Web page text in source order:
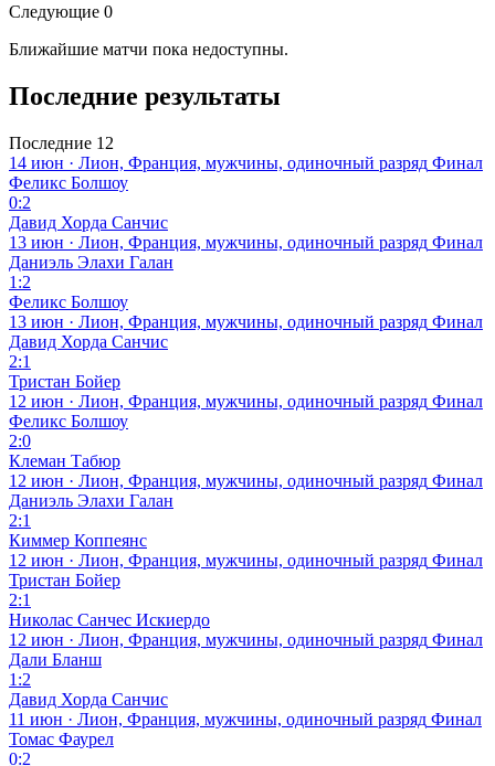
Следующие 0
Ближайшие матчи пока недоступны.
Последние результаты
Последние 12
14 июн · Лион, Франция, мужчины, одиночный разряд Финал
Феликс Болшоу
0:2
Давид Хорда Санчис
13 июн · Лион, Франция, мужчины, одиночный разряд Финал
Даниэль Элахи Галан
1:2
Феликс Болшоу
13 июн · Лион, Франция, мужчины, одиночный разряд Финал
Давид Хорда Санчис
2:1
Тристан Бойер
12 июн · Лион, Франция, мужчины, одиночный разряд Финал
Феликс Болшоу
2:0
Клеман Табюр
12 июн · Лион, Франция, мужчины, одиночный разряд Финал
Даниэль Элахи Галан
2:1
Киммер Коппеянс
12 июн · Лион, Франция, мужчины, одиночный разряд Финал
Тристан Бойер
2:1
Николас Санчес Искиердо
12 июн · Лион, Франция, мужчины, одиночный разряд Финал
Дали Бланш
1:2
Давид Хорда Санчис
11 июн · Лион, Франция, мужчины, одиночный разряд Финал
Томас Фаурел
0:2